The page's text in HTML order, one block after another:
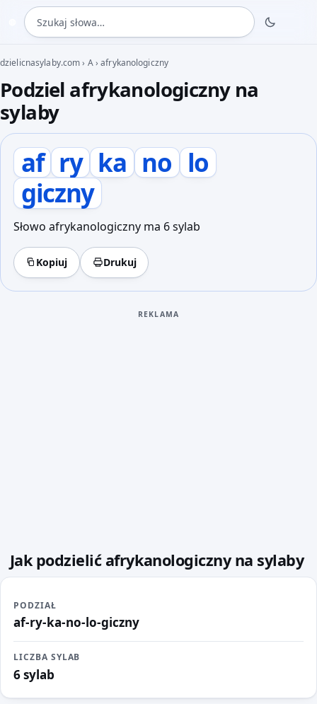
Szukaj słowa
dzielicnasylaby.com› A›afrykanologiczny
Podziel afrykanologiczny na
sylaby
af ry ka no lo
giczny
Słowo afrykanologiczny ma 6 sylab
Kopiuj Drukuj
REKLAMA
Jak podzielić afrykanologiczny na sylaby
PODZIAŁ
af-ry-ka-no-lo-giczny
LICZBA SYLAB
6 sylab